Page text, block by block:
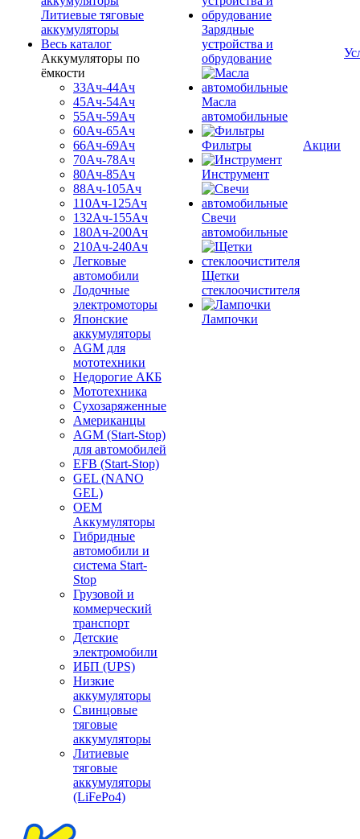
Литиевые тяговые
аккумуляторы
Весь каталог
Аккумуляторы по
ёмкости
33Ач-44Ач
45Ач-54Ач
55Ач-59Ач
60Ач-65Ач
66Ач-69Ач
70Ач-78Ач
80Ач-85Ач
88Ач-105Ач
110Ач-125Ач
132Ач-155Ач
180Ач-200Ач
210Ач-240Ач
Легковые
автомобили
Лодочные
электромоторы
Японские
аккумуляторы
AGM для
мототехники
Недорогие АКБ
Мототехника
Сухозаряженные
Американцы
AGM (Start-Stop)
для автомобилей
EFB (Start-Stop)
GEL (NANO
GEL)
OEM
Аккумуляторы
Гибридные
автомобили и
система Start-
Stop
Грузовой и
коммерческий
транспорт
Детские
электромобили
ИБП (UPS)
Низкие
аккумуляторы
Свинцовые
тяговые
аккумуляторы
Литиевые
тяговые
аккумуляторы
(LiFePo4)
Зарядные
устройства и
обрудование
Масла
автомобильные
Фильтры
Инструмент
Свечи
автомобильные
Щетки
стеклоочистителя
Лампочки
Акции